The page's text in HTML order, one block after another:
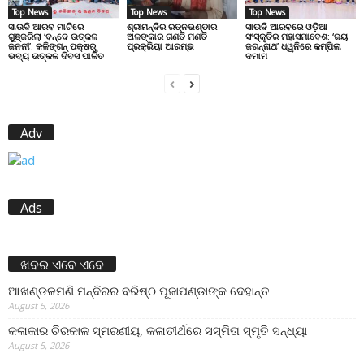
Top News
ସାଉଦି ଆରବ ମାଟିରେ
ଗୁଞ୍ଜରିଲା ‘ବନ୍ଦେ ଉତ୍କଳ
ଜନନୀ’: କଳିଙ୍ଗନ୍ ପକ୍ଷରୁ
ଭବ୍ୟ ଉତ୍କଳ ଦିବସ ପାଳିତ
Top News
ଶ୍ରୀମନ୍ଦିର ରତ୍ନଭଣ୍ଡାର
ଅଳଙ୍କାର ଗଣତି ମଣତି
ପ୍ରକ୍ରିୟା ଆରମ୍ଭ
Top News
ସାଉଦି ଆରବରେ ଓଡ଼ିଆ
ସଂସ୍କୃତିର ମହାସମାବେଶ: ‘ଜୟ
ଜଗନ୍ନାଥ’ ଧ୍ୱନିରେ କମ୍ପିଲା
ଦମାମ
Adv
Ads
ଖବର ଏବେ ଏବେ
ଆଖଣ୍ଡଳମଣି ମନ୍ଦିରର ବରିଷ୍ଠ ପୂଜାପଣ୍ଡାଙ୍କ ଦେହାନ୍ତ
August 5, 2026
କଳାକାର ଚିରକାଳ ସ୍ମରଣୀୟ, କଳାତୀର୍ଥରେ ସସ୍ମିତା ସ୍ମୃତି ସନ୍ଧ୍ୟା
August 5, 2026